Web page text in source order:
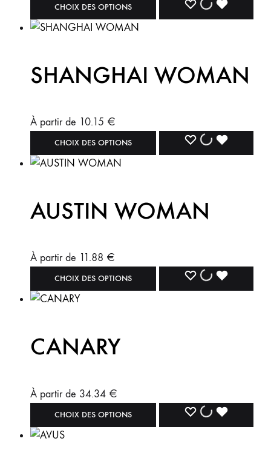
CHOIX DES OPTIONS
SHANGHAI WOMAN
À partir de 10.15 €
CHOIX DES OPTIONS
AUSTIN WOMAN
À partir de 11.88 €
CHOIX DES OPTIONS
CANARY
À partir de 34.34 €
CHOIX DES OPTIONS